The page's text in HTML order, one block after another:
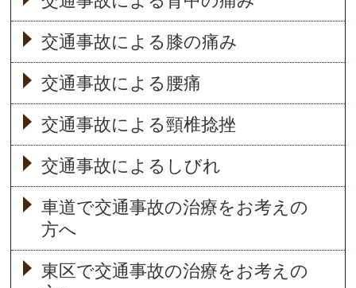
交通事故による膝の痛み
交通事故による腰痛
交通事故による頸椎捻挫
交通事故によるしびれ
車道で交通事故の治療をお考えの
方へ
東区で交通事故の治療をお考えの